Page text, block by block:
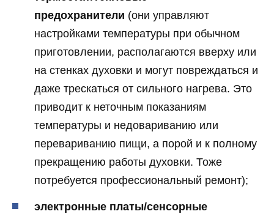
предохранители (они управляют
настройками температуры при обычном
приготовлении, располагаются вверху или
на стенках духовки и могут повреждаться и
даже трескаться от сильного нагрева. Это
приводит к неточным показаниям
температуры и недовариванию или
перевариванию пищи, а порой и к полному
прекращению работы духовки. Тоже
потребуется профессиональный ремонт);
электронные платы/сенсорные